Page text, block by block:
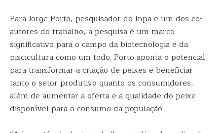
Para Jorge Porto, pesquisador do Inpa e um dos co-
autores do trabalho, a pesquisa é um marco
significativo para o campo da biotecnologia e da
piscicultura como um todo. Porto aponta o potencial
para transformar a criação de peixes e beneficiar
tanto o setor produtivo quanto os consumidores,
além de aumentar a oferta e a qualidade do peixe
disponível para o consumo da população.